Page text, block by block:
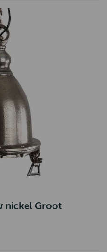
nickel Groot